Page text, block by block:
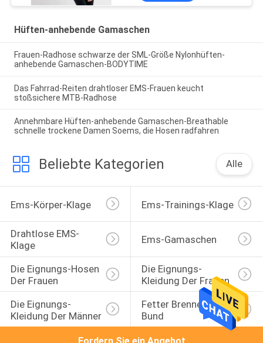
Hüften-anhebende Gamaschen
Frauen-Radhose schwarze der SML-Größe Nylonhüften-
anhebende Gamaschen-BODYTIME
Das Fahrrad-Reiten drahtloser EMS-Frauen keucht
stoßsichere MTB-Radhose
Annehmbare Hüften-anhebende Gamaschen-Breathable
schnelle trockene Damen Soems, die Hosen radfahren
Beliebte Kategorien Alle
Ems-Körper-Klage Ems-Trainings-Klage
Drahtlose EMS-
Klage
Ems-Gamaschen
Die Eignungs-Hosen
Der Frauen
Die Eignungs-
Kleidung Der Frauen
Die Eignungs-
Kleidung Der Männer
Fetter Brennender
Bund